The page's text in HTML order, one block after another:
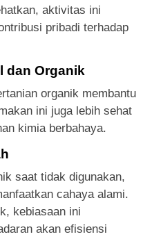
aktivitas ini
pribadi terhadap
dan Organik
organik membantu
ini juga lebih sehat
kimia berbahaya.
saat tidak digunakan,
cahaya alami.
kebiasaan ini
akan efisiensi